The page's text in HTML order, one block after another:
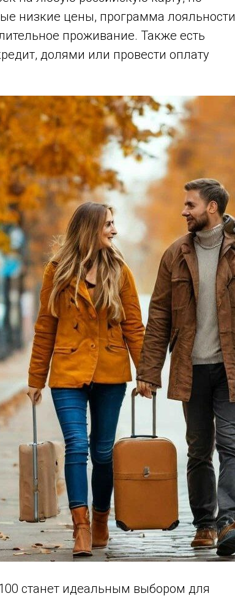
низкие цены, программа лояльности
проживание. Также есть
долями или провести оплату
станет идеальным выбором для